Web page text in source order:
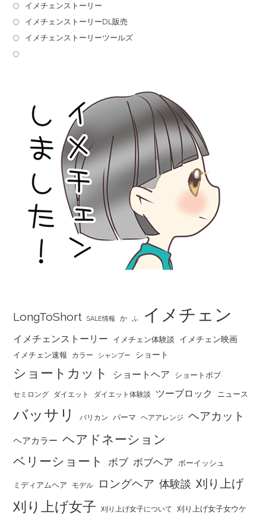
イメチェンストーリー
イメチェンストーリーDL販売
イメチェンストーリーツールズ
LongToShort SALE情報 か ふ イメチェン
イメチェンストーリー イメチェン体験談 イメチェン映画
イメチェン速報 カラー シャンプー ショート
ショートカット ショートヘア ショートボブ
セミロング ダイエット ダイエット体験談 ツーブロック ニュース
バッサリ バリカン パーマ ヘアアレンジ ヘアカット
ヘアカラー ヘアドネーション
ベリーショート
ボブ ボブヘア ボーイッシュ
ミディアムヘア モデル ロングヘア 体験談 刈り上げ
刈り上げ女子 刈り上げ女子について 刈り上げ女子女ウケ